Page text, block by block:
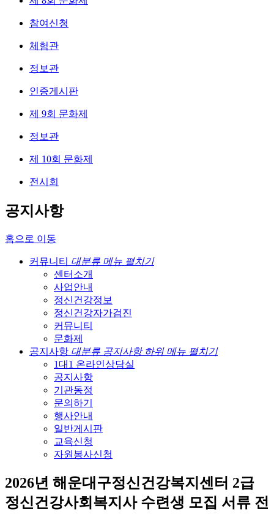
참여신청
체험관
정보관
인증게시판
제 9회 문화제
정보관
제 10회 문화제
전시회
공지사항
홈으로 이동
커뮤니티 대분류 메뉴 펼치기
센터소개
사업안내
정신건강정보
정신건강자가검진
커뮤니티
문화제
공지사항 대분류 공지사항 하위 메뉴 펼치기
1대1 온라인상담실
공지사항
기관동정
문의하기
행사안내
일반게시판
교육신청
자원봉사신청
2026년 해운대구정신건강복지센터 2급
정신건강사회복지사 수련생 모집 서류 전